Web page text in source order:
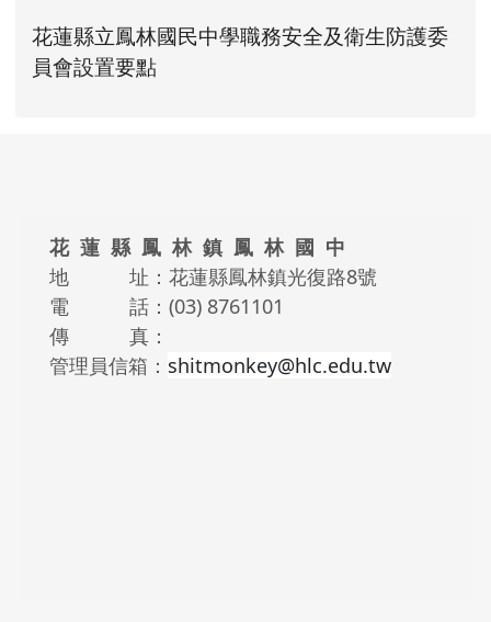
link to https://www.fles.hlc.edu.tw/uploads/tad_blocks/file/
花蓮縣立鳳林國民中學職務安全及衛生防護委
員會設置要點花蓮縣立鳳林國民中學職務安全及衛生防
花蓮縣立鳳林國民中學職務安全及衛生防
link to https://www.fles.hlc.edu.tw/uploads/
link to https://www.fles.hlc.edu.tw/uploads/
花 蓮 縣 鳳 林 鎮 鳳 林 國 中
地 址：花蓮縣鳳林鎮光復路8號
電 話：(03) 8761101
傳 真：
管理員信箱： shitmonkey@hlc.edu.tw